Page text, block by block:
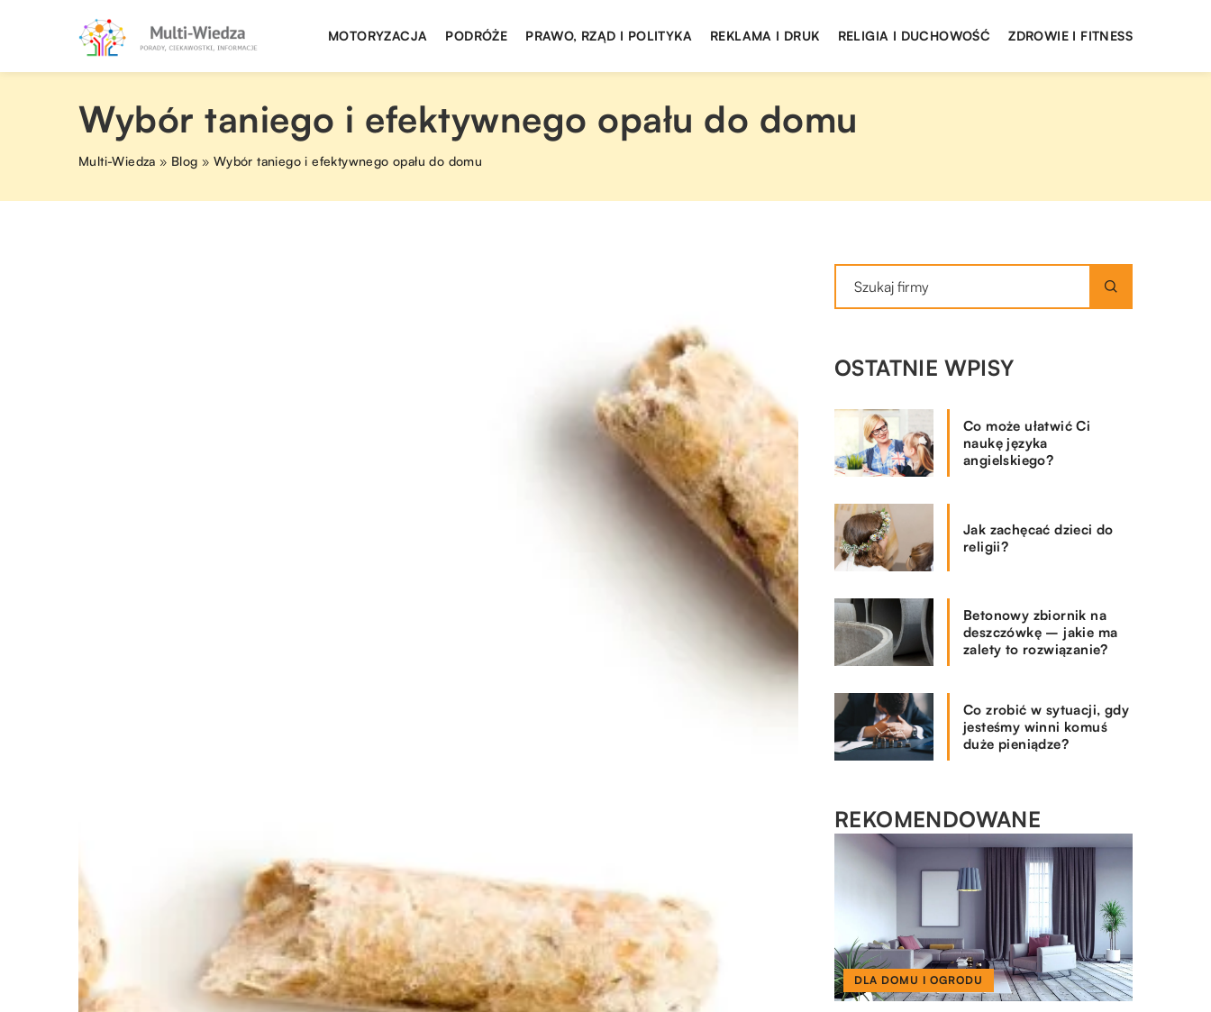
MOTORYZACJA PODRÓŻE PRAWO, RZĄD I POLITYKA REKLAMA I DRUK RELIGIA I DUCHOWOŚĆ ZDROWIE I FITNESS
Wybór taniego i efektywnego opału do domu
Multi-Wiedza » Blog » Wybór taniego i efektywnego opału do domu
OSTATNIE WPISY
Co może ułatwić Ci
naukę języka
angielskiego?
Jak zachęcać dzieci do
religii?
Betonowy zbiornik na
deszczówkę – jakie ma
zalety to rozwiązanie?
Co zrobić w sytuacji, gdy
jesteśmy winni komuś
duże pieniądze?
REKOMENDOWANE
DLA DOMU I OGRODU